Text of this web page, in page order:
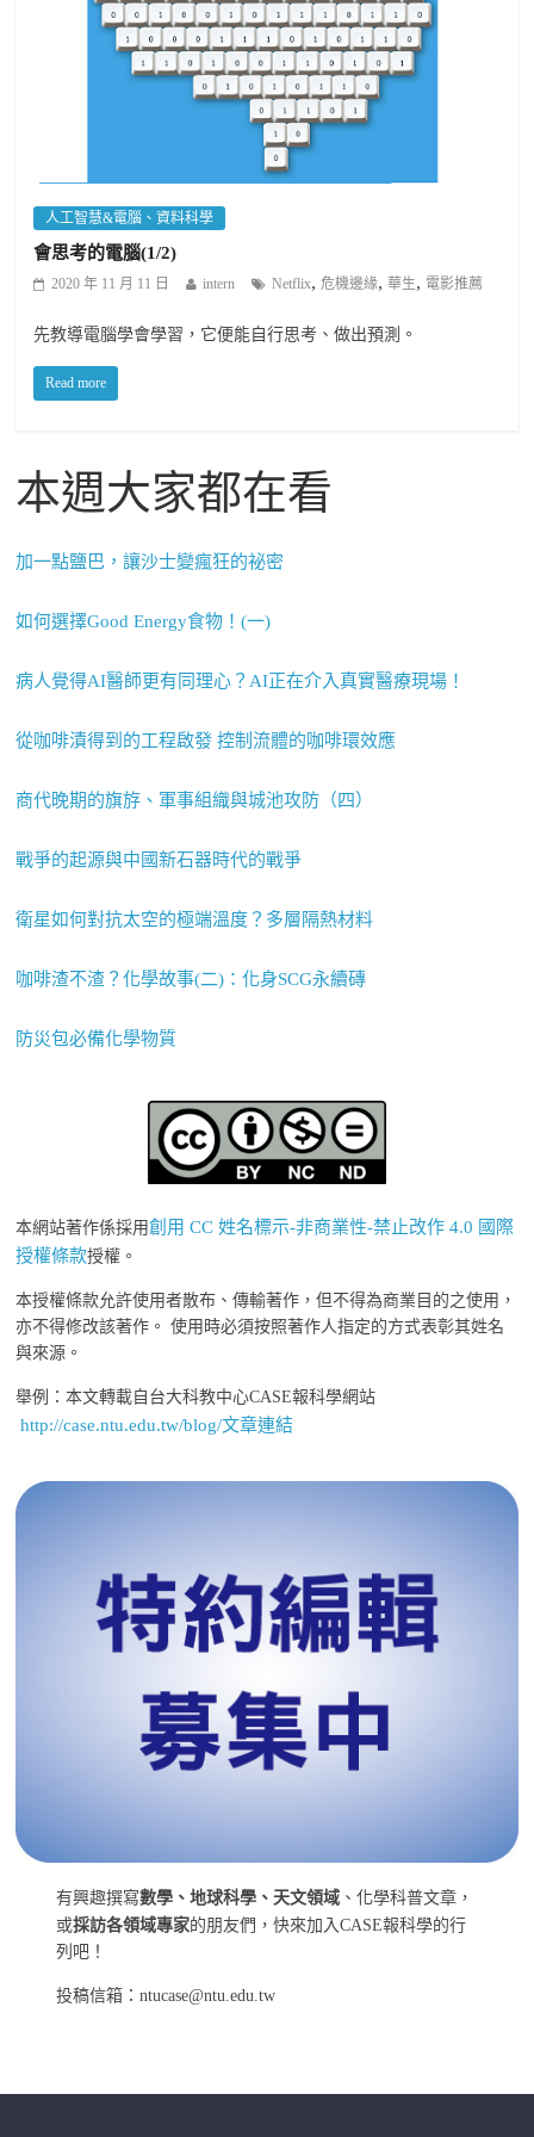
人工智慧&電腦、資料科學
會思考的電腦(1/2)
2020 年 11 月 11 日 intern Netflix,危機邊緣,華生, 電影推薦
先教導電腦學會學習，它便能自行思考、做出預測。
Read more
本週大家都在看
加一點鹽巴，讓沙士變瘋狂的祕密
如何選擇Good Energy食物！(一)
病人覺得AI醫師更有同理心？AI正在介入真實醫療現場！
從咖啡漬得到的工程啟發 控制流體的咖啡環效應
商代晚期的旗斿、軍事組織與城池攻防（四）
戰爭的起源與中國新石器時代的戰爭
衛星如何對抗太空的極端溫度？多層隔熱材料
咖啡渣不渣？化學故事(二)：化身SCG永續磚
防災包必備化學物質
本網站著作係採用創用 CC 姓名標示-非商業性-禁止改作 4.0 國際
授權條款授權。
本授權條款允許使用者散布、傳輸著作，但不得為商業目的之使用，
亦不得修改該著作。 使用時必須按照著作人指定的方式表彰其姓名
與來源。
舉例：本文轉載自台大科教中心CASE報科學網站
http://case.ntu.edu.tw/blog/文章連結
有興趣撰寫數學、地球科學、天文領域 、化學科普文章，
或採訪各領域專家的朋友們，快來加入CASE報科學的行
列吧！
投稿信箱：ntucase@ntu.edu.tw